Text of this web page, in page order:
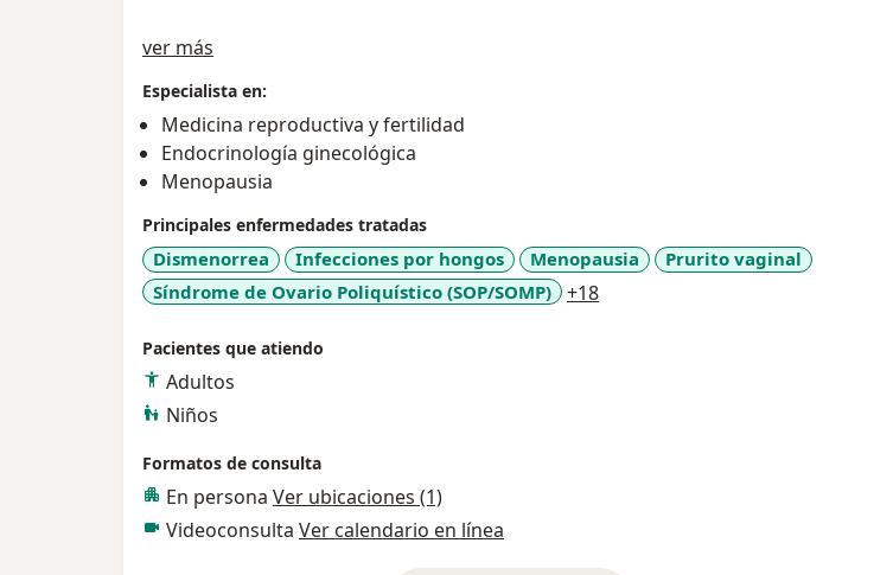
ver más
Especialista en:
Medicina reproductiva y fertilidad
Endocrinología ginecológica
Menopausia
Principales enfermedades tratadas
Dismenorrea Infecciones por hongos Menopausia
Prurito vaginal
Síndrome de Ovario Poliquístico (SOP/SOMP)
+18a11y_sr_more_diseases
Pacientes que atiendo
Adultos
Niños
Formatos de consulta
En persona Ver ubicaciones (1)
Videoconsulta Ver calendario en línea